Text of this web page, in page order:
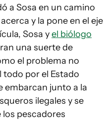
a Sosa en un camino
acerca y la pone en el eje
Sosa yel biólogo
una suerte de
el problema no
por el Estado
embarcan junto a la
ilegales y se
pescadores